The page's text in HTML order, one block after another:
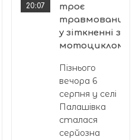
20:07
троє
травмованих
у зіткненні з
мотоциклом
Пізнього
вечора 6
серпня у селі
Палашівка
сталася
серйозна